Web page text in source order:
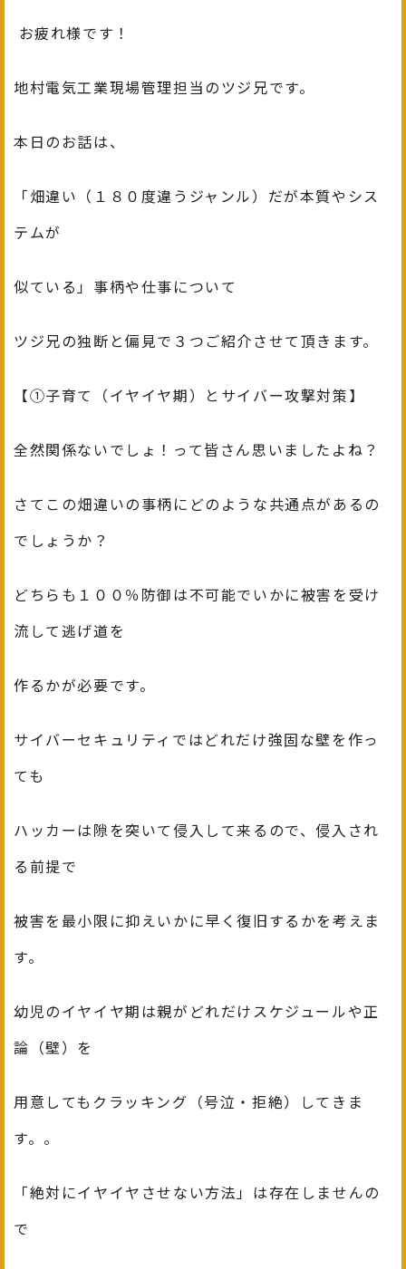
お疲れ様です！
地村電気工業現場管理担当のツジ兄です。
本日のお話は、
「畑違い（１８０度違うジャンル）だが本質やシス
テムが
似ている」事柄や仕事について
ツジ兄の独断と偏見で３つご紹介させて頂きます。
【①子育て（イヤイヤ期）とサイバー攻撃対策】
全然関係ないでしょ！って皆さん思いましたよね？
さてこの畑違いの事柄にどのような共通点があるの
でしょうか？
どちらも１００％防御は不可能でいかに被害を受け
流して逃げ道を
作るかが必要です。
サイバーセキュリティではどれだけ強固な壁を作っ
ても
ハッカーは隙を突いて侵入して来るので、侵入され
る前提で
被害を最小限に抑えいかに早く復旧するかを考えま
す。
幼児のイヤイヤ期は親がどれだけスケジュールや正
論（壁）を
用意してもクラッキング（号泣・拒絶）してきま
す。。
「絶対にイヤイヤさせない方法」は存在しませんの
で